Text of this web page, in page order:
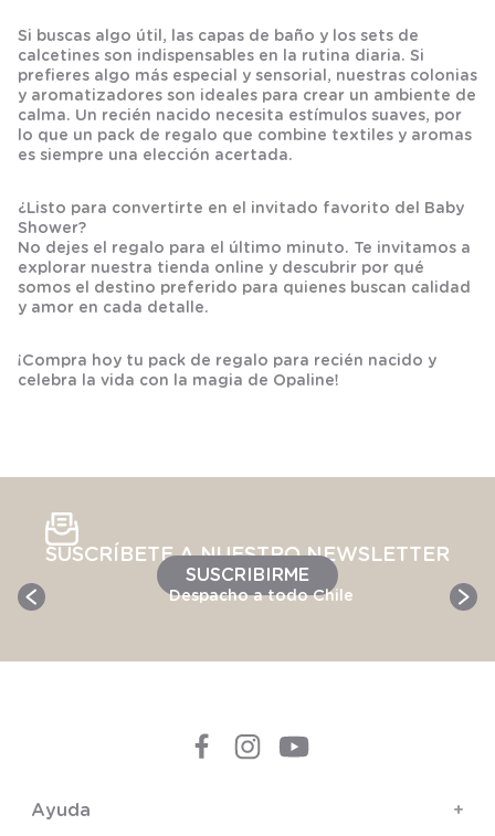
Si buscas algo útil, las capas de baño y los sets de
calcetines son indispensables en la rutina diaria. Si
prefieres algo más especial y sensorial, nuestras colonias
y aromatizadores son ideales para crear un ambiente de
calma. Un recién nacido necesita estímulos suaves, por
lo que un pack de regalo que combine textiles y aromas
es siempre una elección acertada.
¿Listo para convertirte en el invitado favorito del Baby
Shower?
No dejes el regalo para el último minuto. Te invitamos a
explorar nuestra tienda online y descubrir por qué
somos el destino preferido para quienes buscan calidad
y amor en cada detalle.
¡Compra hoy tu pack de regalo para recién nacido y
celebra la vida con la magia de Opaline!
SUSCRÍBETE A NUESTRO NEWSLETTER
SUSCRIBIRME
Despacho a todo Chile
Ayuda +